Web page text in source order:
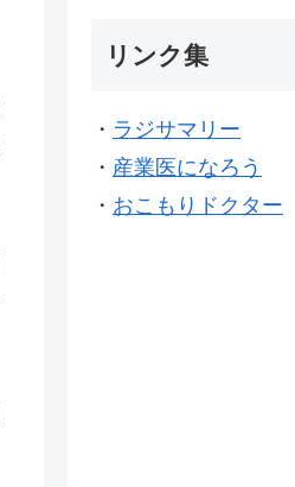
リンク集
・ ラジサマリー
・ 産業医になろう
・ おこもりドクター